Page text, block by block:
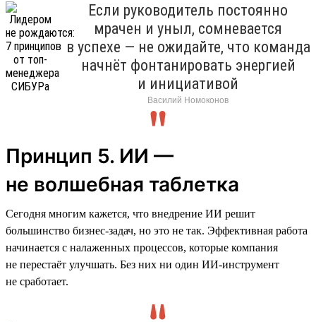
Если руководитель постоянно
мрачен и уныл, сомневается
в успехе — не ожидайте, что команда
начнёт фонтанировать энергией
и инициативой
Василий Номоконов
Принцип 5. ИИ —
не волшебная таблетка
Сегодня многим кажется, что внедрение ИИ решит
большинство бизнес-задач, но это не так. Эффективная работа
начинается с налаженных процессов, которые компания
не перестаёт улучшать. Без них ни один ИИ-инструмент
не сработает.